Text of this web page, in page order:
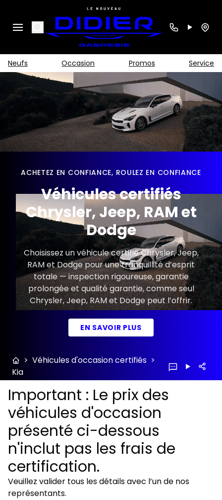
Search
Neufs Occasion Promos Service
ACHETEZ EN CONFIANCE, ROULEZ EN CONFIANCE
Véhicules certifiés
Chrysler, Jeep, RAM et
Dodge
Choisissez un véhicule certifié Chrysler, Jeep,
RAM et Dodge pour une tranquillité d’esprit
totale — inspection rigoureuse, garantie
prolongée et qualité garantie, comme seul
Chrysler, Jeep, RAM et Dodge peut l’offrir.
EN SAVOIR PLUS
> Véhicules d'occasion certifiés >
Kia
Important : Le prix des
véhicules d'occasion
présenté ci-dessous
n'inclut pas les frais de
certification.
Veuillez valider tous les détails avec l’un de nos
représentants.